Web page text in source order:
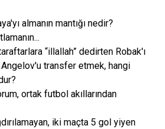
almanın mantığı nedir?
“illallah” dedirten Robak'ı
transfer etmek, hangi
ortak futbol akıllarından
iki maçta 5 gol yiyen